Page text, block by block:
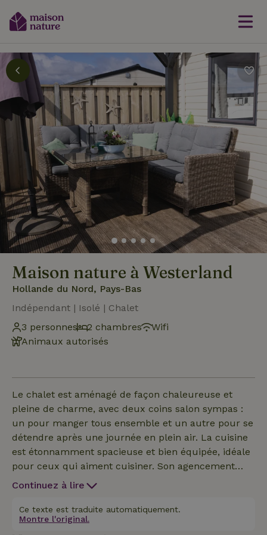
Maison nature à Westerland
Hollande du Nord, Pays-Bas
Indépendant | Isolé | Chalet
3 personnes
2 chambres
Wifi
Animaux autorisés
Le chalet est aménagé de façon chaleureuse et
pleine de charme, avec deux coins salon sympas :
un pour manger tous ensemble et un autre pour se
détendre après une journée en plein air. La cuisine
est étonnamment spacieuse et bien équipée, idéale
pour ceux qui aiment cuisiner. Son agencement
original se divise en deux parties. La première partie
plan de travail suffisamment grand et plusieurs
placards de rangement. La deuxième partie de la
Continuez à lire
Ce texte est traduite automatiquement.
Montre l'original.